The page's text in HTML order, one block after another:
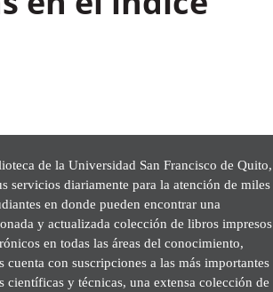
de la Universidad San Francisco de Quito,
servicios diariamente para la atención de miles
en donde pueden encontrar una
y actualizada colección de libros impresos
en todas las áreas del conocimiento,
cuenta con suscripciones a las más importantes
científicas y técnicas, una extensa colección de